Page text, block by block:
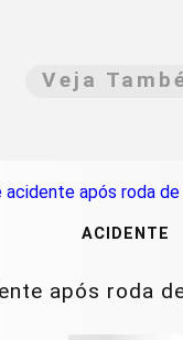
Veja
ACIDENTE
após roda